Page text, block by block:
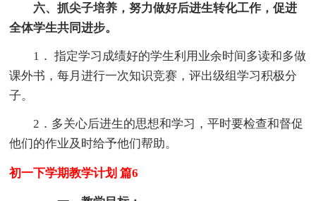
六、抓尖子培养，努力做好后进生转化工作，促进
全体学生共同进步。
1． 指定学习成绩好的学生利用业余时间多读和多做
课外书，每月进行一次知识竞赛，评出级组学习积极分
子。
2．多关心后进生的思想和学习，平时要检查和督促
他们的作业及时给予他们帮助。
初一下学期教学计划 篇6